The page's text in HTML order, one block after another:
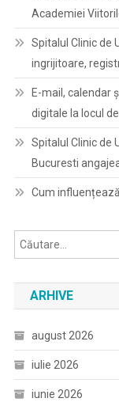
Academiei
Spitalul Clinic de
ingrijitoare,
E-mail, calendar
digitale la locul
Spitalul Clinic de
Bucuresti
Cum
ARHIVE
august 2026
iulie 2026
iunie 2026